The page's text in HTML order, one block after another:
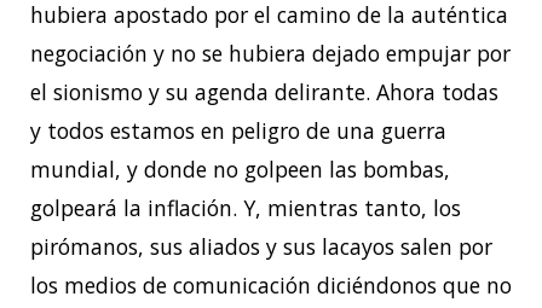
hubiera apostado por el camino de la auténtica
negociación y no se hubiera dejado empujar por
el sionismo y su agenda delirante. Ahora todas
y todos estamos en peligro de una guerra
mundial, y donde no golpeen las bombas,
golpeará la inflación. Y, mientras tanto, los
pirómanos, sus aliados y sus lacayos salen por
los medios de comunicación diciéndonos que no